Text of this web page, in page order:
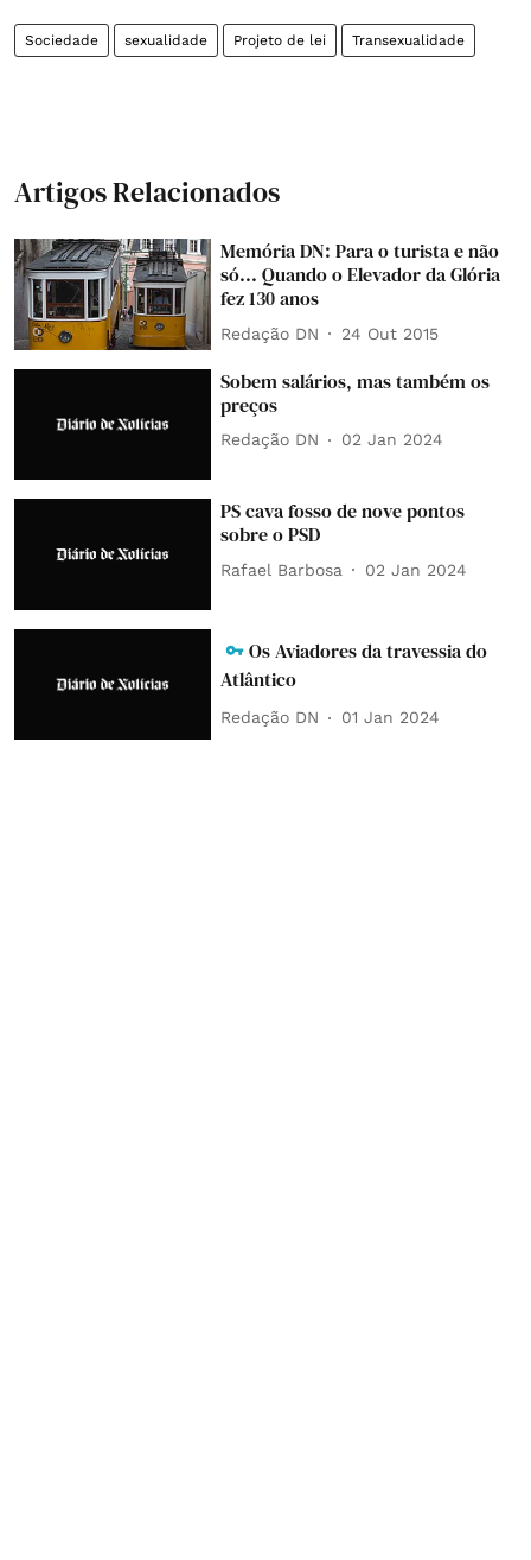
Sociedade sexualidade Projeto de lei Transexualidade
Artigos Relacionados
Memória DN: Para o turista e não
só... Quando o Elevador da Glória
fez 130 anos
Redação DN 24 Out 2015
Sobem salários, mas também os
preços
Redação DN 02 Jan 2024
PS cava fosso de nove pontos
sobre o PSD
Rafael Barbosa 02 Jan 2024
Os Aviadores da travessia do
Atlântico
Redação DN 01 Jan 2024